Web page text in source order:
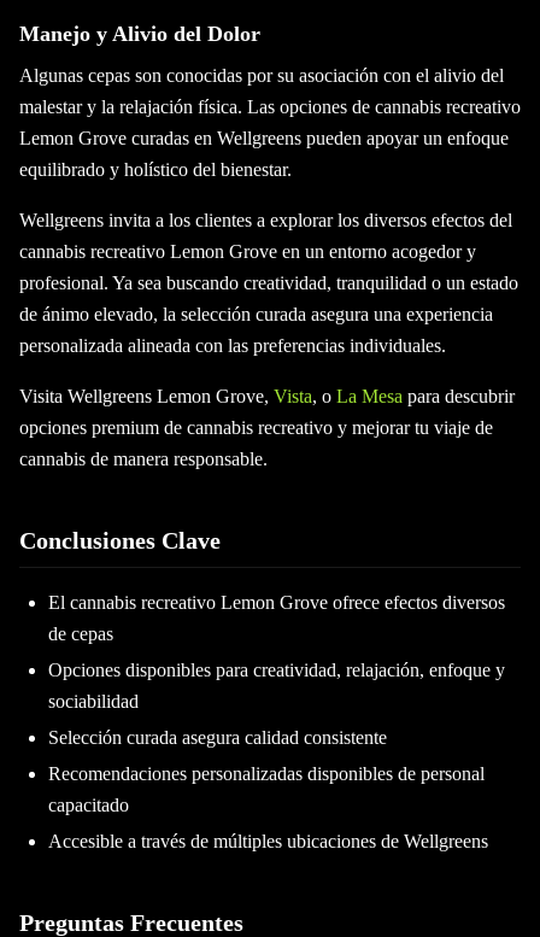
Manejo y Alivio del Dolor
Algunas cepas son conocidas por su asociación con el alivio del
malestar y la relajación física. Las opciones de cannabis recreativo
Lemon Grove curadas en Wellgreens pueden apoyar un enfoque
equilibrado y holístico del bienestar.
Wellgreens invita a los clientes a explorar los diversos efectos del
cannabis recreativo Lemon Grove en un entorno acogedor y
profesional. Ya sea buscando creatividad, tranquilidad o un estado
de ánimo elevado, la selección curada asegura una experiencia
personalizada alineada con las preferencias individuales.
Visita Wellgreens Lemon Grove, Vista, o La Mesa para descubrir
opciones premium de cannabis recreativo y mejorar tu viaje de
cannabis de manera responsable.
Conclusiones Clave
El cannabis recreativo Lemon Grove ofrece efectos diversos
de cepas
Opciones disponibles para creatividad, relajación, enfoque y
sociabilidad
Selección curada asegura calidad consistente
Recomendaciones personalizadas disponibles de personal
capacitado
Accesible a través de múltiples ubicaciones de Wellgreens
Preguntas Frecuentes